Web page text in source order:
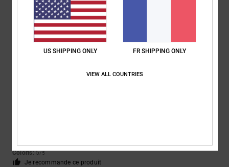
Afficher original - English
: 3/5 Rapport qualité / prix
Coloris: 5/5
Je recommande ce produit
US SHIPPING ONLY FR SHIPPING ONLY
VIEW ALL COUNTRIES